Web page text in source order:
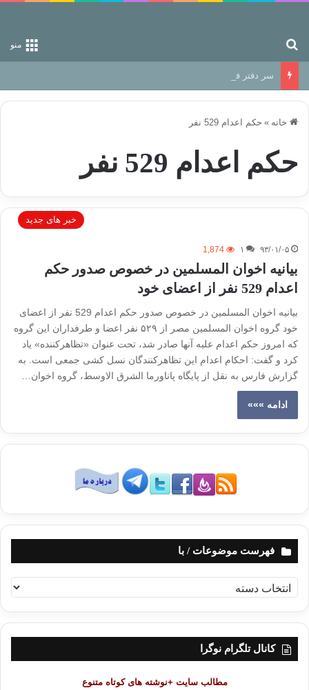
منو
سر دفتر فساد در زمین‌، دوری وکناره‌گیری از راه خداست‌!
خانه » حکم اعدام 529 نفر
حکم اعدام 529 نفر
خبر های جدید
۹۳/۰۱/۰۵ ۱ 1,874
بیانیه اخوان المسلمین در خصوص صدور حکم
اعدام 529 نفر از اعضای خود
بیانیه اخوان المسلمین در خصوص صدور حکم اعدام 529 نفر از اعضای
خود گروه اخوان المسلمین مصر از ۵۲۹ نفر اعضا و طرفداران این گروه
که امروز حکم اعدام علیه آنها صادر شد، تحت عنوان «تظاهرکننده» یاد
کرد و گفت: احکام اعدام این تظاهرکنندگان نسل کشی جمعی است. به
گزارش فارس به نقل از پایگاه پاناورما الشرق الاوسط، گروه اخوان…
ادامه »»»
فهرست موضوعات / با
ه
ر
کانال تلگرام نوگرا
مطالب سایت +نوشته های کوتاه متنوع